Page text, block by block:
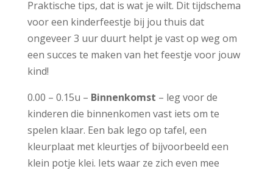
Praktische tips, dat is wat je wilt. Dit tijdschema
voor een kinderfeestje bij jou thuis dat
ongeveer 3 uur duurt helpt je vast op weg om
een succes te maken van het feestje voor jouw
kind!
0.00 – 0.15u – Binnenkomst – leg voor de
kinderen die binnenkomen vast iets om te
spelen klaar. Een bak lego op tafel, een
kleurplaat met kleurtjes of bijvoorbeeld een
klein potje klei. Iets waar ze zich even mee